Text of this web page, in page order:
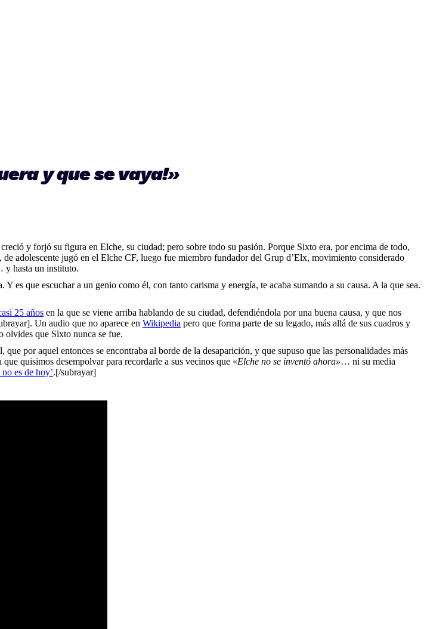
y que se vaya!»
y forjó su figura en Elche, su ciudad; pero sobre todo su pasión. Porque Sixto era, por encima de todo,
adolescente jugó en el Elche CF, luego fue miembro fundador del Grup d’Elx, movimiento considerado
y hasta un instituto.
es que escuchar a un genio como él, con tanto carisma y energía, te acaba sumando a su causa. A la que sea.
25 años en la que se viene arriba hablando de su ciudad, defendiéndola por una buena causa, y que nos
Un audio que no aparece en Wikipedia pero que forma parte de su legado, más allá de sus cuadros y
olvides que Sixto nunca se fue.
por aquel entonces se encontraba al borde de la desaparición, y que supuso que las personalidades más
quisimos desempolvar para recordarle a sus vecinos que «Elche no se inventó ahora»… ni su media
es de hoy’.[/subrayar]